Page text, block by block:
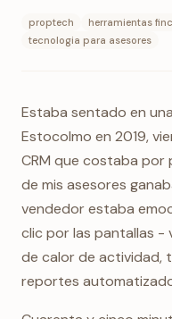
proptech herramientas
tecnologia para asesores
Estaba sentado en
Estocolmo en 2019,
CRM que costaba por
de mis asesores
vendedor estaba
clic por las pantallas -
de calor de actividad,
reportes